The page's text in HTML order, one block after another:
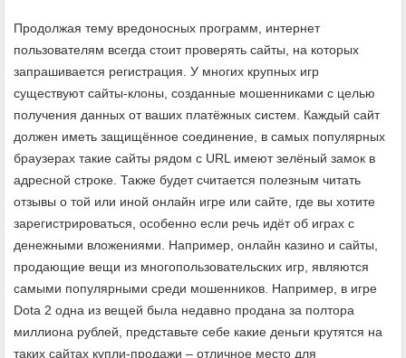
Продолжая тему вредоносных программ, интернет
пользователям всегда стоит проверять сайты, на которых
запрашивается регистрация. У многих крупных игр
существуют сайты-клоны, созданные мошенниками с целью
получения данных от ваших платёжных систем. Каждый сайт
должен иметь защищённое соединение, в самых популярных
браузерах такие сайты рядом с URL имеют зелёный замок в
адресной строке. Также будет считается полезным читать
отзывы о той или иной онлайн игре или сайте, где вы хотите
зарегистрироваться, особенно если речь идёт об играх с
денежными вложениями. Например, онлайн казино и сайты,
продающие вещи из многопользовательских игр, являются
самыми популярными среди мошенников. Например, в игре
Dota 2 одна из вещей была недавно продана за полтора
миллиона рублей, представьте себе какие деньги крутятся на
таких сайтах купли-продажи – отличное место для